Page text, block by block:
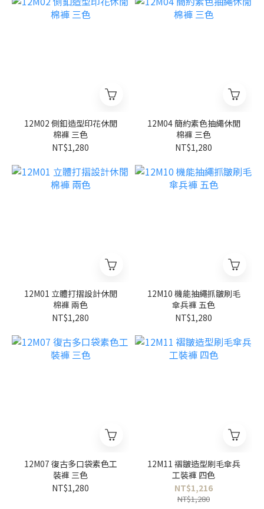
12M02 側釦造型印花休閒
棉褲 三色
NT$1,280
12M04 簡約素色抽繩休閒
棉褲 三色
NT$1,280
12M01 立體打摺設計休閒
棉褲 兩色
NT$1,280
12M10 機能抽繩抓皺刷毛
傘兵褲 五色
NT$1,280
12M07 復古多口袋素色工
裝褲 三色
NT$1,280
12M11 褶皺造型刷毛傘兵
工裝褲 四色
NT$1,216
NT$1,280